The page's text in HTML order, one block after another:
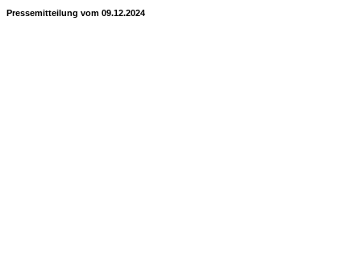
Pressemitteilung vom 09.12.2024